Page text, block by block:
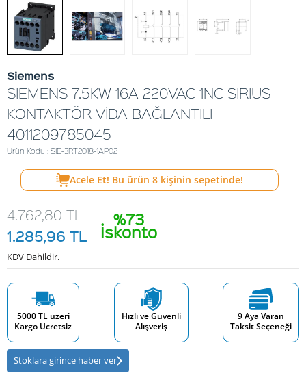
Siemens
SIEMENS 7.5KW 16A 220VAC 1NC SIRIUS
KONTAKTÖR VİDA BAĞLANTILI
4011209785045
Ürün Kodu : SIE-3RT2018-1AP02
Acele Et! Bu ürün 8 kişinin sepetinde!
%73
İskonto
4.762,80TL
1.285,96 TL
KDV Dahildir.
5000 TL üzeri
Kargo Ücretsiz
Hızlı ve Güvenli
Alışveriş
9 Aya Varan
Taksit Seçeneği
Stoklara girince haber ver